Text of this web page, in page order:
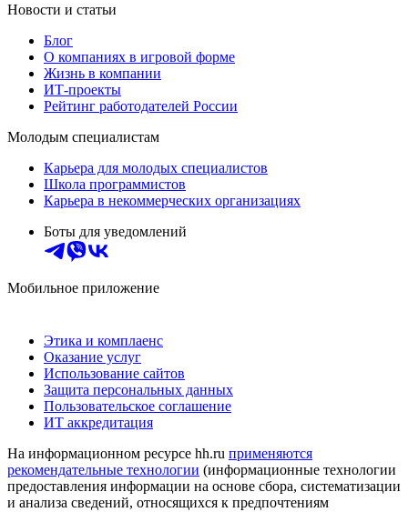
Новости и статьи
Блог
О компаниях в игровой форме
Жизнь в компании
ИТ-проекты
Рейтинг работодателей России
Молодым специалистам
Карьера для молодых специалистов
Школа программистов
Карьера в некоммерческих организациях
Боты для уведомлений
Мобильное приложение
Этика и комплаенс
Оказание услуг
Использование сайтов
Защита персональных данных
Пользовательское соглашение
ИТ аккредитация
На информационном ресурсе hh.ru применяются
рекомендательные технологии (информационные технологии
предоставления информации на основе сбора, систематизации
и анализа сведений, относящихся к предпочтениям